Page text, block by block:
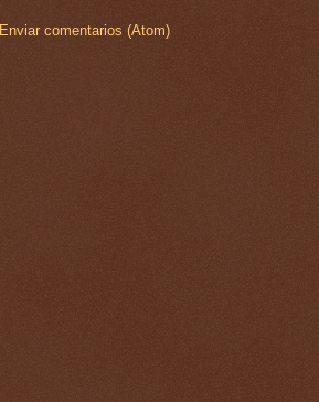
Enviar comentarios (Atom)